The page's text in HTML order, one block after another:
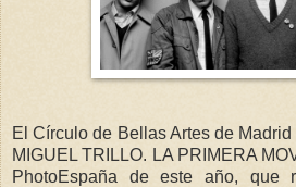
El Círculo de Bellas Artes de
MIGUEL TRILLO. LA PRIMERA
PhotoEspaña de este año, que